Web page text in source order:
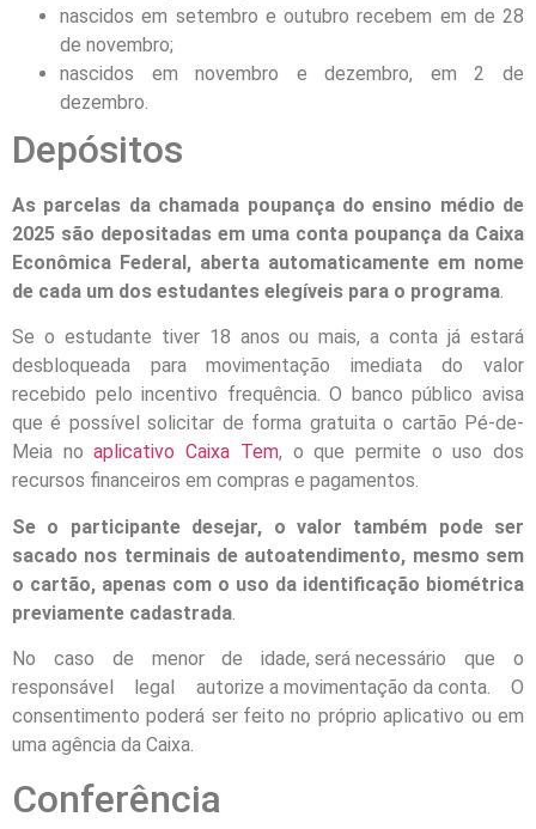
nascidos em setembro e outubro recebem em de 28
de novembro;
nascidos em novembro e dezembro, em 2 de
dezembro.
Depósitos
As parcelas da chamada poupança do ensino médio de
2025 são depositadas em uma conta poupança da Caixa
Econômica Federal, aberta automaticamente em nome
de cada um dos estudantes elegíveis para o programa.
Se o estudante tiver 18 anos ou mais, a conta já estará
desbloqueada para movimentação imediata do valor
recebido pelo incentivo frequência. O banco público avisa
que é possível solicitar de forma gratuita o cartão Pé-de-
Meia noaplicativo Caixa Tem, o que permite o uso dos
recursos financeiros em compras e pagamentos.
Se o participante desejar, o valor também pode ser
sacado nos terminais de autoatendimento, mesmo sem
o cartão, apenas com o uso da identificação biométrica
previamente cadastrada
No caso de menor de idade, será necessário que o
responsável legal autorize a movimentação da conta. O
consentimento poderá ser feito no próprio aplicativo ou em
uma agência da Caixa.
Conferência